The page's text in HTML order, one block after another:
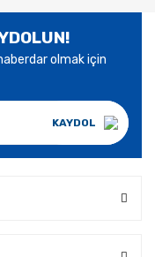
olmak için
KAYDOL